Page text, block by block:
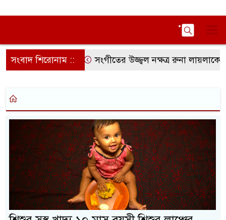
সংবাদ শিরোনাম :: সংগীতের উজ্জ্বল নক্ষত্র রুনা লায়লাকে